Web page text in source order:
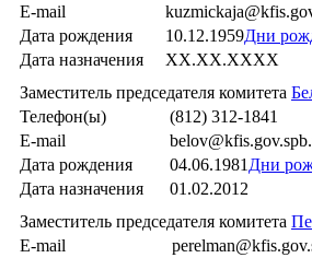
E-mail
Дата рождения
10.12.1959Дни
Дата назначения
XX.XX.XXXX
Заместитель председателя комитета
Телефон(ы)
(812) 312-1841
E-mail
Дата рождения
04.06.1981 Дни
Дата назначения
01.02.2012
Заместитель председателя комитета
E-mail